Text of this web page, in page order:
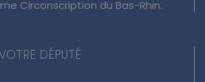
Circonscription du Bas-Rhin.
DÉPUTÉ